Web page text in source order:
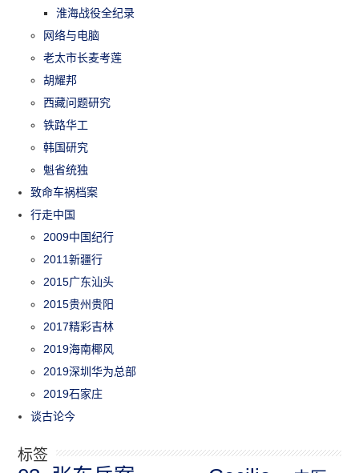
淮海战役全纪录
网络与电脑
老太市长麦考莲
胡耀邦
西藏问题研究
铁路华工
韩国研究
魁省统独
致命车祸档案
行走中国
2009中国纪行
2011新疆行
2015广东汕头
2015贵州贵阳
2017精彩吉林
2019海南椰风
2019深圳华为总部
2019石家庄
谈古论今
标签